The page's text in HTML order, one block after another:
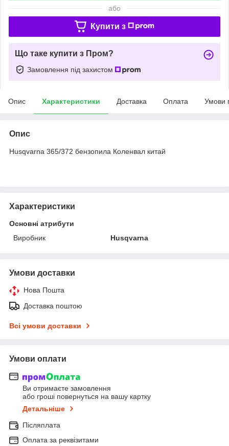
або
Купити з
Що таке купити з Пром?
Замовлення під захистом
Опис Характеристики Доставка Оплата Умови
Опис
Husqvarna 365/372 бензопила Коленвал китай
Характеристики
Основні атрибути
Виробник
Husqvarna
Умови доставки
Нова Пошта
Доставка поштою
Всі умови доставки
Умови оплати
Ви отримаєте замовлення
або гроші повернуться на вашу картку
Детальніше
Післяплата
Оплата за реквізитами